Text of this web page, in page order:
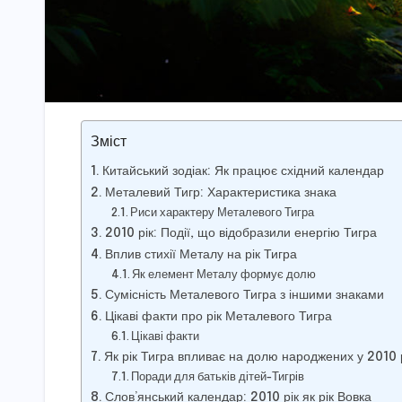
Зміст
Китайський зодіак: Як працює східний календар
Металевий Тигр: Характеристика знака
Риси характеру Металевого Тигра
2010 рік: Події, що відобразили енергію Тигра
Вплив стихії Металу на рік Тигра
Як елемент Металу формує долю
Сумісність Металевого Тигра з іншими знаками
Цікаві факти про рік Металевого Тигра
Цікаві факти
Як рік Тигра впливає на долю народжених у 2010
Поради для батьків дітей-Тигрів
Слов’янський календар: 2010 рік як рік Вовка